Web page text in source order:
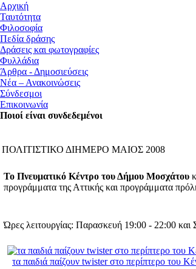
Αρχική
Ταυτότητα
Φιλοσοφία
Πεδία δράσης
Δράσεις και φωτογραφίες
Φυλλάδια
Άρθρα - Δημοσιεύσεις
Νέα – Ανακοινώσεις
Σύνδεσμοι
Επικοινωνία
Ποιοί είναι συνδεδεμένοι
ΠΟΛΙΤΙΣΤΙΚΟ ΔΙΗΜΕΡΟ ΜΑΙΟΣ 2008
Το Πνευματικό Κέντρο του Δήμου Μοσχάτου
προγράμματα της Αττικής και προγράμματα
Ώρες λειτουργίας: Παρασκευή 19:00 - 22:00
τα παιδιά παίζουν twister στο περίπτερο του